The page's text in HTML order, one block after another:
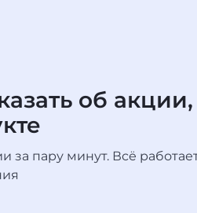
об
за пару минут. Всё